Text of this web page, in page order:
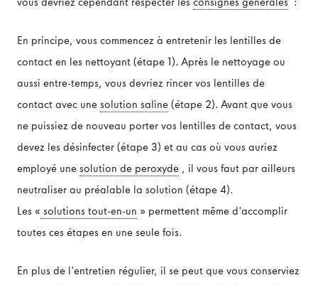
MARQUES
Marques produit d'entretien
En principe, vous commencez à entretenir les lentilles de
contact en les nettoyant (étape 1). Après le nettoyage ou
aussi entre-temps, vous devriez rincer vos lentilles de
contact avec une solution saline (étape 2). Avant que vous
ne puissiez de nouveau porter vos lentilles de contact, vous
devez les désinfecter (étape 3) et au cas où vous auriez
employé une solution de peroxyde , il vous faut par ailleurs
neutraliser au préalable la solution (étape 4).
Les « solutions tout-en-un » permettent même d'accomplir
toutes ces étapes en une seule fois.
En plus de l'entretien régulier, il se peut que vous conserviez